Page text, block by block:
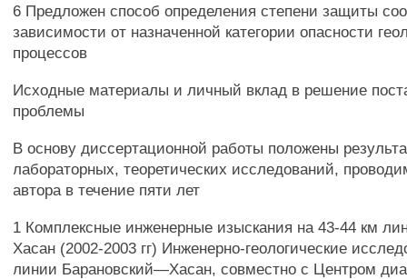
6 Предложен способ определения степени защиты
зависимости от назначенной категории опасности
процессов
Исходные материалы и личный вклад в решение
проблемы
В основу диссертационной работы положены
лабораторных, теоретических исследований,
автора в течение пяти лет
1 Комплексные инженерные изыскания на 43-44 км
Хасан (2002-2003 гг) Инженерно-геологические
линии Барановский—Хасан, совместно с Центром